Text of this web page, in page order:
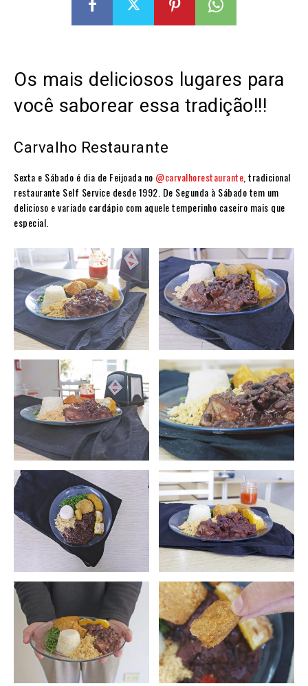
Os mais deliciosos lugares para
você saborear essa tradição!!!
Carvalho Restaurante
Sexta e Sábado é dia de Feijoada no @carvalhorestaurante , tradicional
restaurante Self Service desde 1992. De Segunda à Sábado tem um
delicioso e variado cardápio com aquele temperinho caseiro mais que
especial.